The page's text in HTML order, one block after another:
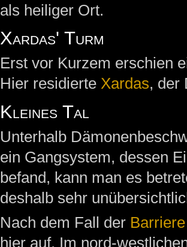
als heiliger Ort.
Xardas' Turm
Erst vor Kurzem erschien
Hier residierte Xardas, der
Kleines Tal
Unterhalb
ein Gangsystem, dessen
befand, kann man es
deshalb sehr
Nach dem Fall der Barriere
hier auf. Im nord-